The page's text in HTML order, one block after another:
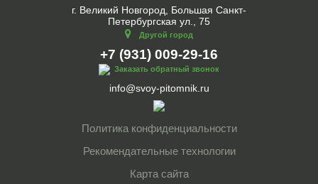
г. Великий Новгород, Большая Санкт-
Петербургская ул., 75
Другой город
+7 (931) 009-29-16
Заказать обратный звонок
info@svoy-pitomnik.ru
Политика конфиденциальности
Рекомендательные технологии
Карта сайта